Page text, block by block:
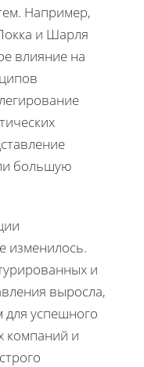
Например,
и Шарля
влияние на
большую
изменилось.
и
выросла,
успешного
компаний и